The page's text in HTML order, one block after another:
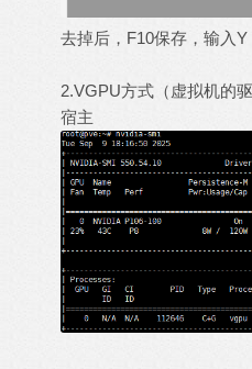
去掉后，F10保存，输入Y
2.VGPU方式（虚拟机的
宿主